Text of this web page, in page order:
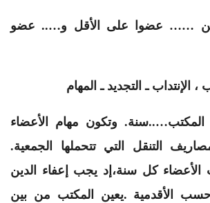
…… عضوا على الأقل و….. عضو
وتكون مهام الأعضاء
التنقل التي تتحملها الجمعية.
كل سنة،إد يجب إعفاء الدين
الأقدمية .يعين المكتب من بين